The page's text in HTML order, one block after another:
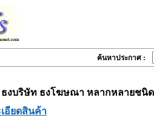
ค้นหาประกาศ :
ธงบริษัท ธงโฆษณา หลากหลายชนิ
อียดสินค้า